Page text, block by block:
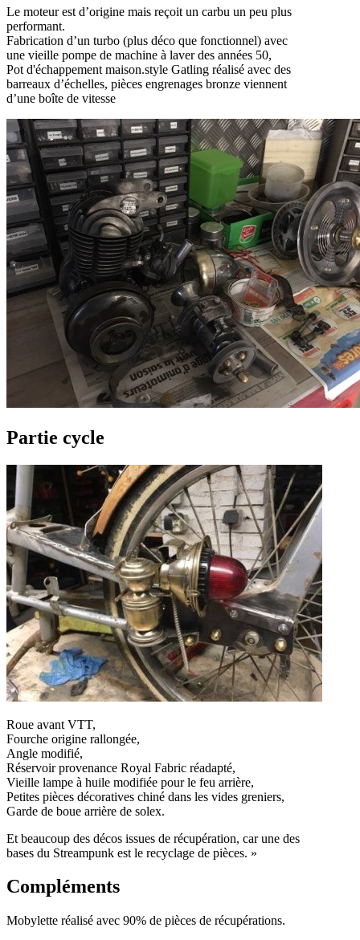
Le moteur est d’origine mais reçoit un carbu un peu plus
performant.
Fabrication d’un turbo (plus déco que fonctionnel) avec
une vieille pompe de machine à laver des années 50,
Pot d'échappement maison.style Gatling réalisé avec des
barreaux d’échelles, pièces engrenages bronze viennent
d’une boîte de vitesse
Partie cycle
Roue avant VTT,
Fourche origine rallongée,
Angle modifié,
Réservoir provenance Royal Fabric réadapté,
Vieille lampe à huile modifiée pour le feu arrière,
Petites pièces décoratives chiné dans les vides greniers,
Garde de boue arrière de solex.
Et beaucoup des décos issues de récupération, car une des
bases du Streampunk est le recyclage de pièces. »
Compléments
Mobylette réalisé avec 90% de pièces de récupérations.